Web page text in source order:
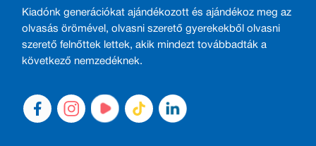
Kiadónk generációkat ajándékozott és ajándékoz meg az
olvasás örömével, olvasni szerető gyerekekből olvasni
szerető felnőttek lettek, akik mindezt továbbadták a
következő nemzedéknek.